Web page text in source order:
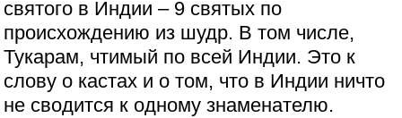
святого в Индии – 9 святых по
происхождению из шудр. В том числе,
Тукарам, чтимый по всей Индии. Это к
слову о кастах и о том, что в Индии ничто
не сводится к одному знаменателю.